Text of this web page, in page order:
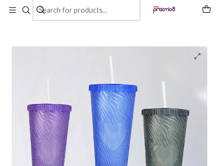
Inicio
Productos
Vaso Grande 1 Litro Con Tapa Bombilla Reutilizable